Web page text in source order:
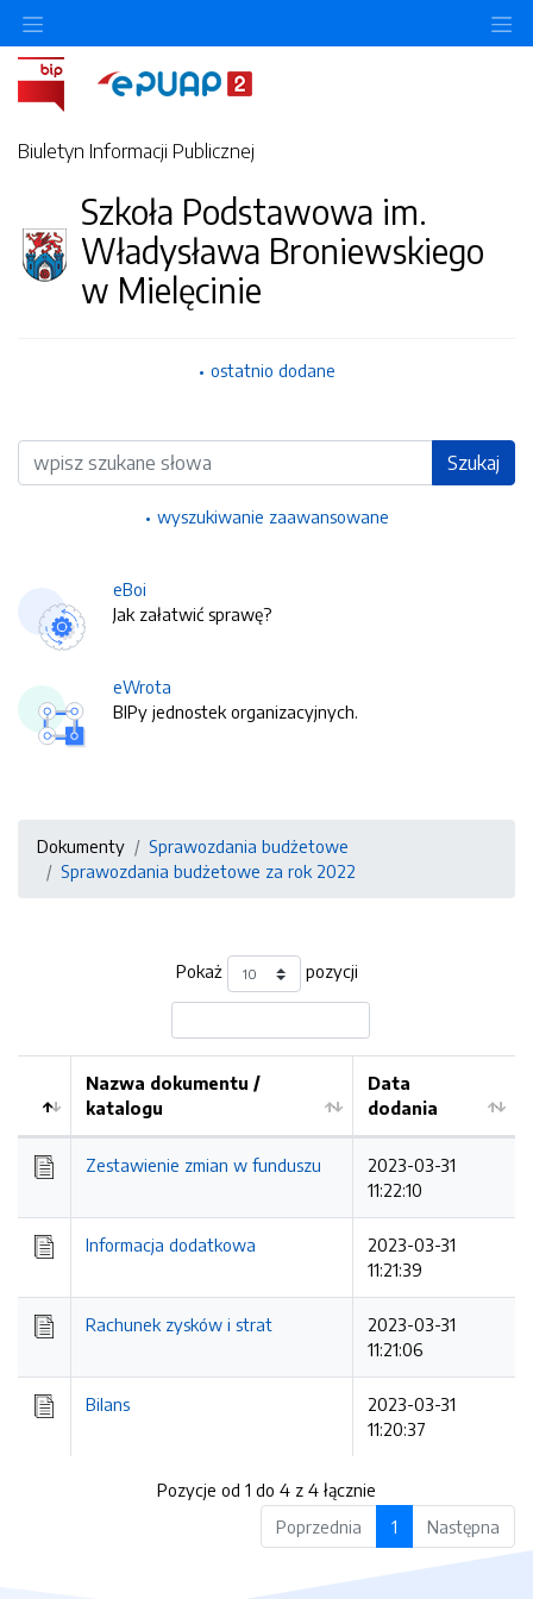
Biuletyn Informacji Publicznej
Szkoła Podstawowa im.
Władysława Broniewskiego
w Mielęcinie
ostatnio dodane
Wyszukiwarka Szukaj
wyszukiwanie zaawansowane
eBoi
Jak załatwić sprawę?
eWrota
BIPy jednostek organizacyjnych.
Dokumenty
Sprawozdania budżetowe
Sprawozdania budżetowe za rok 2022
Pokaż pozycji
Kolejność
Nazwa dokumentu /
katalogu
Data
dodania
Zestawienie zmian w funduszu
2023-03-31
11:22:10
Informacja dodatkowa
2023-03-31
11:21:39
Rachunek zysków i strat
2023-03-31
11:21:06
Bilans
2023-03-31
11:20:37
Pozycje od 1 do 4 z 4 łącznie
Poprzednia
1 Następna